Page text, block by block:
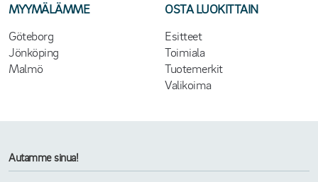
MYYMÄLÄMME
Göteborg
Jönköping
Malmö
OSTA LUOKITTAIN
Esitteet
Toimiala
Tuotemerkit
Valikoima
Autamme sinua!